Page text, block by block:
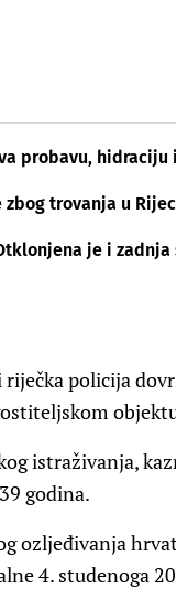
probavu,
trovanja u
je i
policija
istraživanja,
godina.
ozljeđivanja
4. studenoga